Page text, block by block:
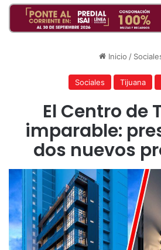
Inicio /
Sociales Tijuana
El Centro de
imparable:
dos nuevos